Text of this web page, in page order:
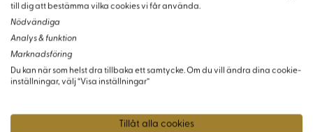
Emma-garnet ger dig möjlighet att experimentera med
färger och mönster, vilket låter dig skapa plagg som är både
unika och personliga. Välj färger som uttrycker din egen stil
för att få ett resultat som verkligen sticker ut.
Använd de detaljerade instruktionerna för att sticka kläder
till dig att bestämma vilka cookies vi får använda.
Nödvändiga
Analys & funktion
Marknadsföring
Du kan när som helst dra tillbaka ett samtycke. Om du vill ändra dina cookie-
inställningar, välj “Visa inställningar”
Tillåt alla cookies